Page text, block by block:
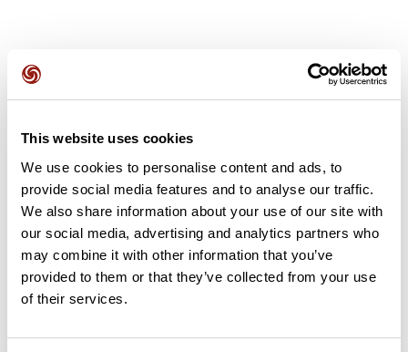
This website uses cookies
We use cookies to personalise content and ads, to
provide social media features and to analyse our traffic.
We also share information about your use of our site with
our social media, advertising and analytics partners who
may combine it with other information that you’ve
provided to them or that they’ve collected from your use
of their services.
Avis des utilisateurs
Soyez le premier à ajouter un avis !
Ajouter un avis